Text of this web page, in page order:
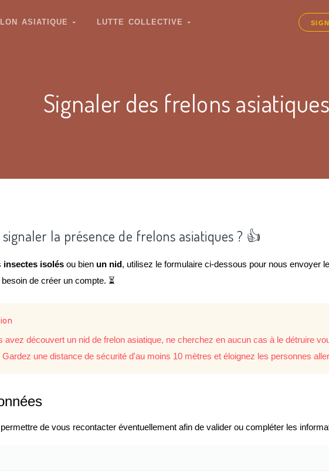
ASIATIQUE LUTTE COLLECTIVE
Signaler des frelons asiatiques
la présence de frelons asiatiques ? 👍
insectes isolés ou bien un nid, utilisez le formulaire ci-dessous pour nous envoyer
de créer un compte. ⏳
avez découvert un nid de frelon asiatique, ne cherchez en aucun cas à le détruire
Gardez une distance de sécurité d'au moins 10 mètres et éloignez les personnes
de vous recontacter éventuellement afin de valider ou compléter les